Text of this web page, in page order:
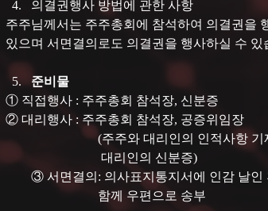
의결권행사 방법에 관한 사항
주주님께서는 주주총회에 참석하여 의결권을
있으며 서면결의로도 의결권을 행사하실 수 있
준비물
① 직접행사 : 주주총회 참석장, 신분증
② 대리행사 : 주주총회 참석장, 공증위임장
(주주와 대리인의 인적사항 기재, 본
대리인의 신분증)
③ 서면결의: 의사표지통지서에 인감 날인
함께 우편으로 송부